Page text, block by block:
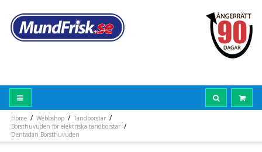
Home / Webbshop / Tandborstar /
Borsthuvuden för elektriska tandborstar /
Dentadan Borsthuvuden